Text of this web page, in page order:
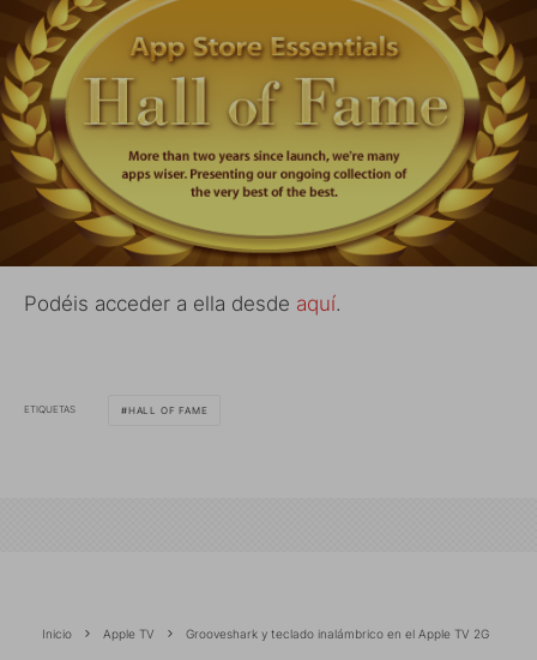
Podéis acceder a ella desde aquí.
ETIQUETAS HALL OF FAME
Inicio Apple TV Grooveshark y teclado inalámbrico en el Apple TV 2G